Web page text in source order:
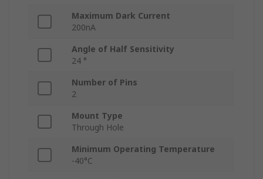
Maximum Dark Current
200nA
Angle of Half Sensitivity
24 °
Number of Pins
2
Mount Type
Through Hole
Minimum Operating Temperature
-40°C